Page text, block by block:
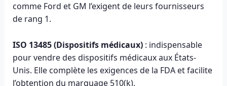
comme Ford et GM l’exigent de leurs fournisseurs
de rang 1.
ISO 13485 (Dispositifs médicaux): indispensable
pour vendre des dispositifs médicaux aux États-
Unis. Elle complète les exigences de la FDA et facilite
l’obtention du marquage 510(k).